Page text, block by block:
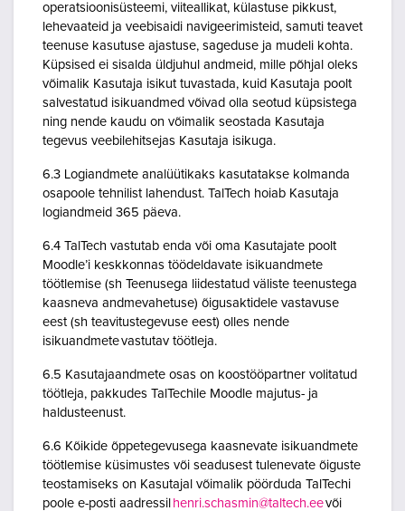
operatsioonisüsteemi, viiteallikat, külastuse pikkust,
lehevaateid ja veebisaidi navigeerimisteid, samuti teavet
teenuse kasutuse ajastuse, sageduse ja mudeli kohta.
Küpsised ei sisalda üldjuhul andmeid, mille põhjal oleks
võimalik Kasutaja isikut tuvastada, kuid Kasutaja poolt
salvestatud isikuandmed võivad olla seotud küpsistega
ning nende kaudu on võimalik seostada Kasutaja
tegevus veebilehitsejas Kasutaja isikuga.
6.3 Logiandmete analüütikaks kasutatakse kolmanda
osapoole tehnilist lahendust. TalTech hoiab Kasutaja
logiandmeid 365 päeva.
6.4 TalTech vastutab enda või oma Kasutajate poolt
Moodle’i keskkonnas töödeldavate isikuandmete
töötlemise (sh Teenusega liidestatud väliste teenustega
kaasneva andmevahetuse) õigusaktidele vastavuse
eest (sh teavitustegevuse eest) olles nende
isikuandmete vastutav töötleja.
6.5 Kasutajaandmete osas on koostööpartner volitatud
töötleja, pakkudes TalTechile Moodle majutus- ja
haldusteenust.
6.6 Kõikide õppetegevusega kaasnevate isikuandmete
töötlemise küsimustes või seadusest tulenevate õiguste
teostamiseks on Kasutajal võimalik pöörduda TalTechi
poole e-posti aadressil henri.schasmin@taltech.eevõi